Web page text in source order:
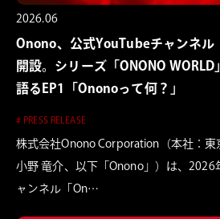
2026.06
Onono、公式YouTubeチャンネル
開設。シリーズ「ONONO
語るEP1「Ononoって何？」
# PRESS RELEASE
株式会社Onono Corporation（本社：東
小野 竜介、以下「Onono」）は、2026
ャンネル「On…